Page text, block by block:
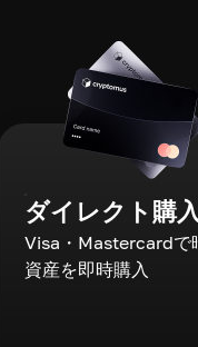
ダイレクト購
Visa・Mastercardで
資産を即時購入